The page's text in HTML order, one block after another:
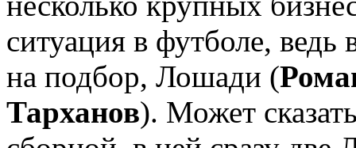
ситуация в футболе,
на подбор, Лошади (
Тарханов). Может